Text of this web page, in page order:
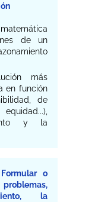
de un
más
en función
de
y la
o
la